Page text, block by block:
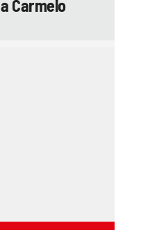
Carmelo